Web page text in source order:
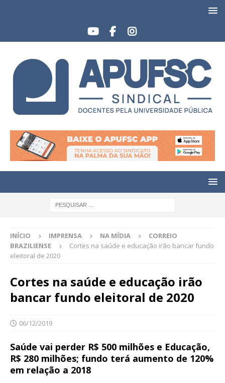
INÍCIO IMPRENSA NA MÍDIA
CORREIO
BRAZILIENSE
Cortes na saúde e educação irão bancar fundo
eleitoral de 2020
Cortes na saúde e educação irão
bancar fundo eleitoral de 2020
06/12/2019
Saúde vai perder R$ 500 milhões e Educação,
R$ 280 milhões; fundo terá aumento de 120%
em relação a 2018